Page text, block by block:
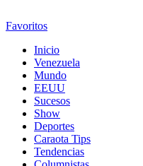
Favoritos
Inicio
Venezuela
Mundo
EEUU
Sucesos
Show
Deportes
Caraota Tips
Tendencias